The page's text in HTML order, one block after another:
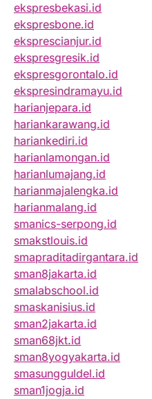
ekspresbekasi.id
ekspresbone.id
eksprescianjur.id
ekspresgresik.id
ekspresgorontalo.id
ekspresindramayu.id
harianjepara.id
hariankarawang.id
hariankediri.id
harianlamongan.id
harianlumajang.id
harianmajalengka.id
harianmalang.id
smanics-serpong.id
smakstlouis.id
smapraditadirgantara.id
sman8jakarta.id
smalabschool.id
smaskanisius.id
sman2jakarta.id
sman68jkt.id
sman8yogyakarta.id
smasungguldel.id
sman1jogja.id